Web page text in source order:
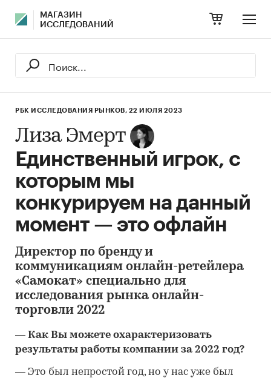
МАГАЗИН
ИССЛЕДОВАНИЙ
РБК ИССЛЕДОВАНИЯ РЫНКОВ, 22 ИЮЛЯ 2023
Лиза Эмерт
Единственный игрок, с
которым мы
конкурируем на данный
момент — это офлайн
Директор по бренду и
коммуникациям онлайн-ретейлера
«Самокат» специально для
исследования рынка онлайн-
торговли 2022
― Как Вы можете охарактеризовать
результаты работы компании за 2022 год?
― Это был непростой год, но у нас уже был